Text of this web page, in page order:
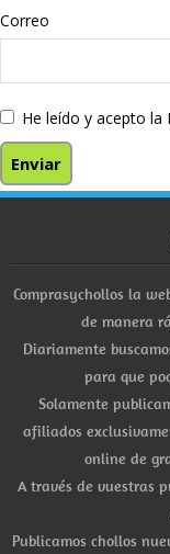
He leído y acepto la
Comprasychollos la
de manera
Diariamente
para que
Solamente
afiliados
online de
A través de vuestras
Publicamos chollos